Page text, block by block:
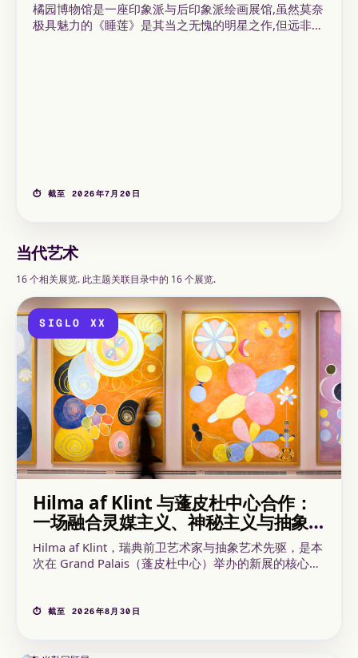
橘园博物馆是一座印象派与后印象派绘画展馆,虽然莫奈
极具魅力的《睡莲》是其当之无愧的明星之作,但远非来
⏱ 截至 2026年7月20日
当代艺术
16 个相关展览. 此主题关联目录中的 16 个展览.
SIGLO XX
Hilma af Klint 与蓬皮杜中心合作：
一场融合灵媒主义、神秘主义与抽象
艺术的展览
Hilma af Klint，瑞典前卫艺术家与抽象艺术先驱，是本
次在 Grand Palais（蓬皮杜中心）举办的新展的核心人
秘主义滋养的她的神秘作品正在.
⏱ 截至 2026年8月30日